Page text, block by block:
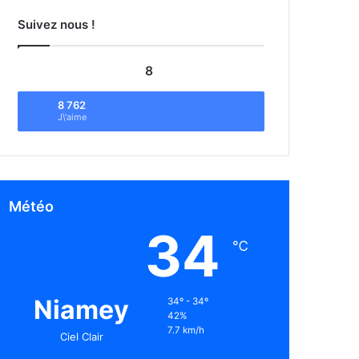
Suivez nous !
8
8 762
J\'aime
Météo
Niamey
Ciel Clair
34 ℃
34º - 34º
42%
7.7 km/h